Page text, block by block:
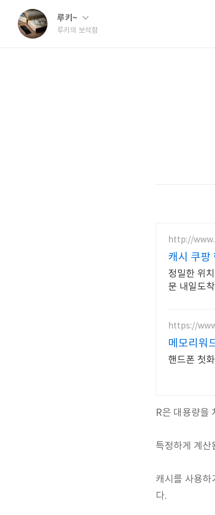
루키~
루키의 보석함
http://
캐시 쿠팡
정밀한 위
문 내일도
https://
메모리워
핸드폰 첫
R은 대용량을
특정하게 계산
캐시를 사용
다.